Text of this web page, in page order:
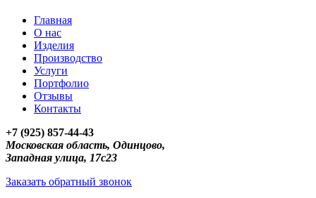
Главная
О нас
Изделия
Производство
Услуги
Портфолио
Отзывы
Контакты
+7 (925) 857-44-43
Московская область, Одинцово,
Западная улица, 17с23
Заказать обратный звонок